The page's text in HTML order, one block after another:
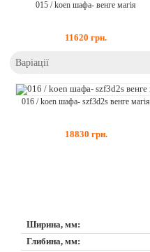
015 / koen шафа- венге магія
11620 грн.
Варіації
016 / koen шафа- szf3d2s венге магія
18830 грн.
Ширина, мм:
Глибина, мм: